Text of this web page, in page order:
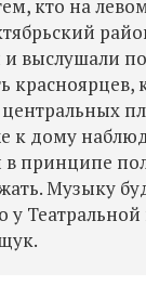
кто на
выслушали
красноярцев,
к дому
принципе
Музыку
у